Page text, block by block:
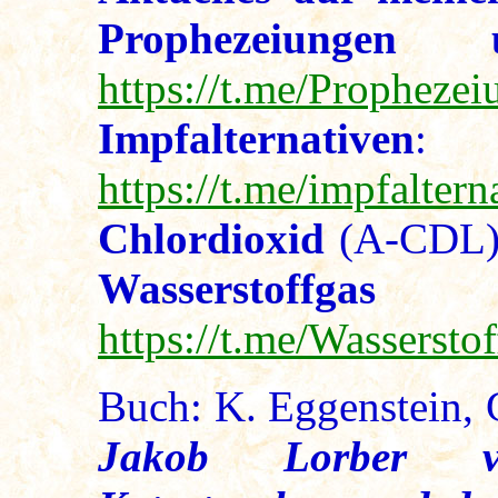
Prophezeiungen
https://t.me/
Impfalternativen:
https://t.me/
Chlordioxid(A-
https://t.me/
Buch: K. Eggenstein,
Jakob Lorber